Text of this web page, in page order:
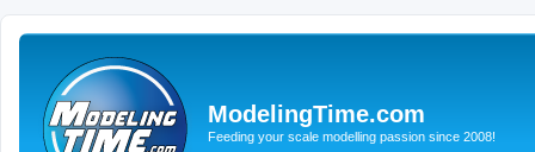
ModelingTime.com
Feeding your scale modelling passion since 2008!